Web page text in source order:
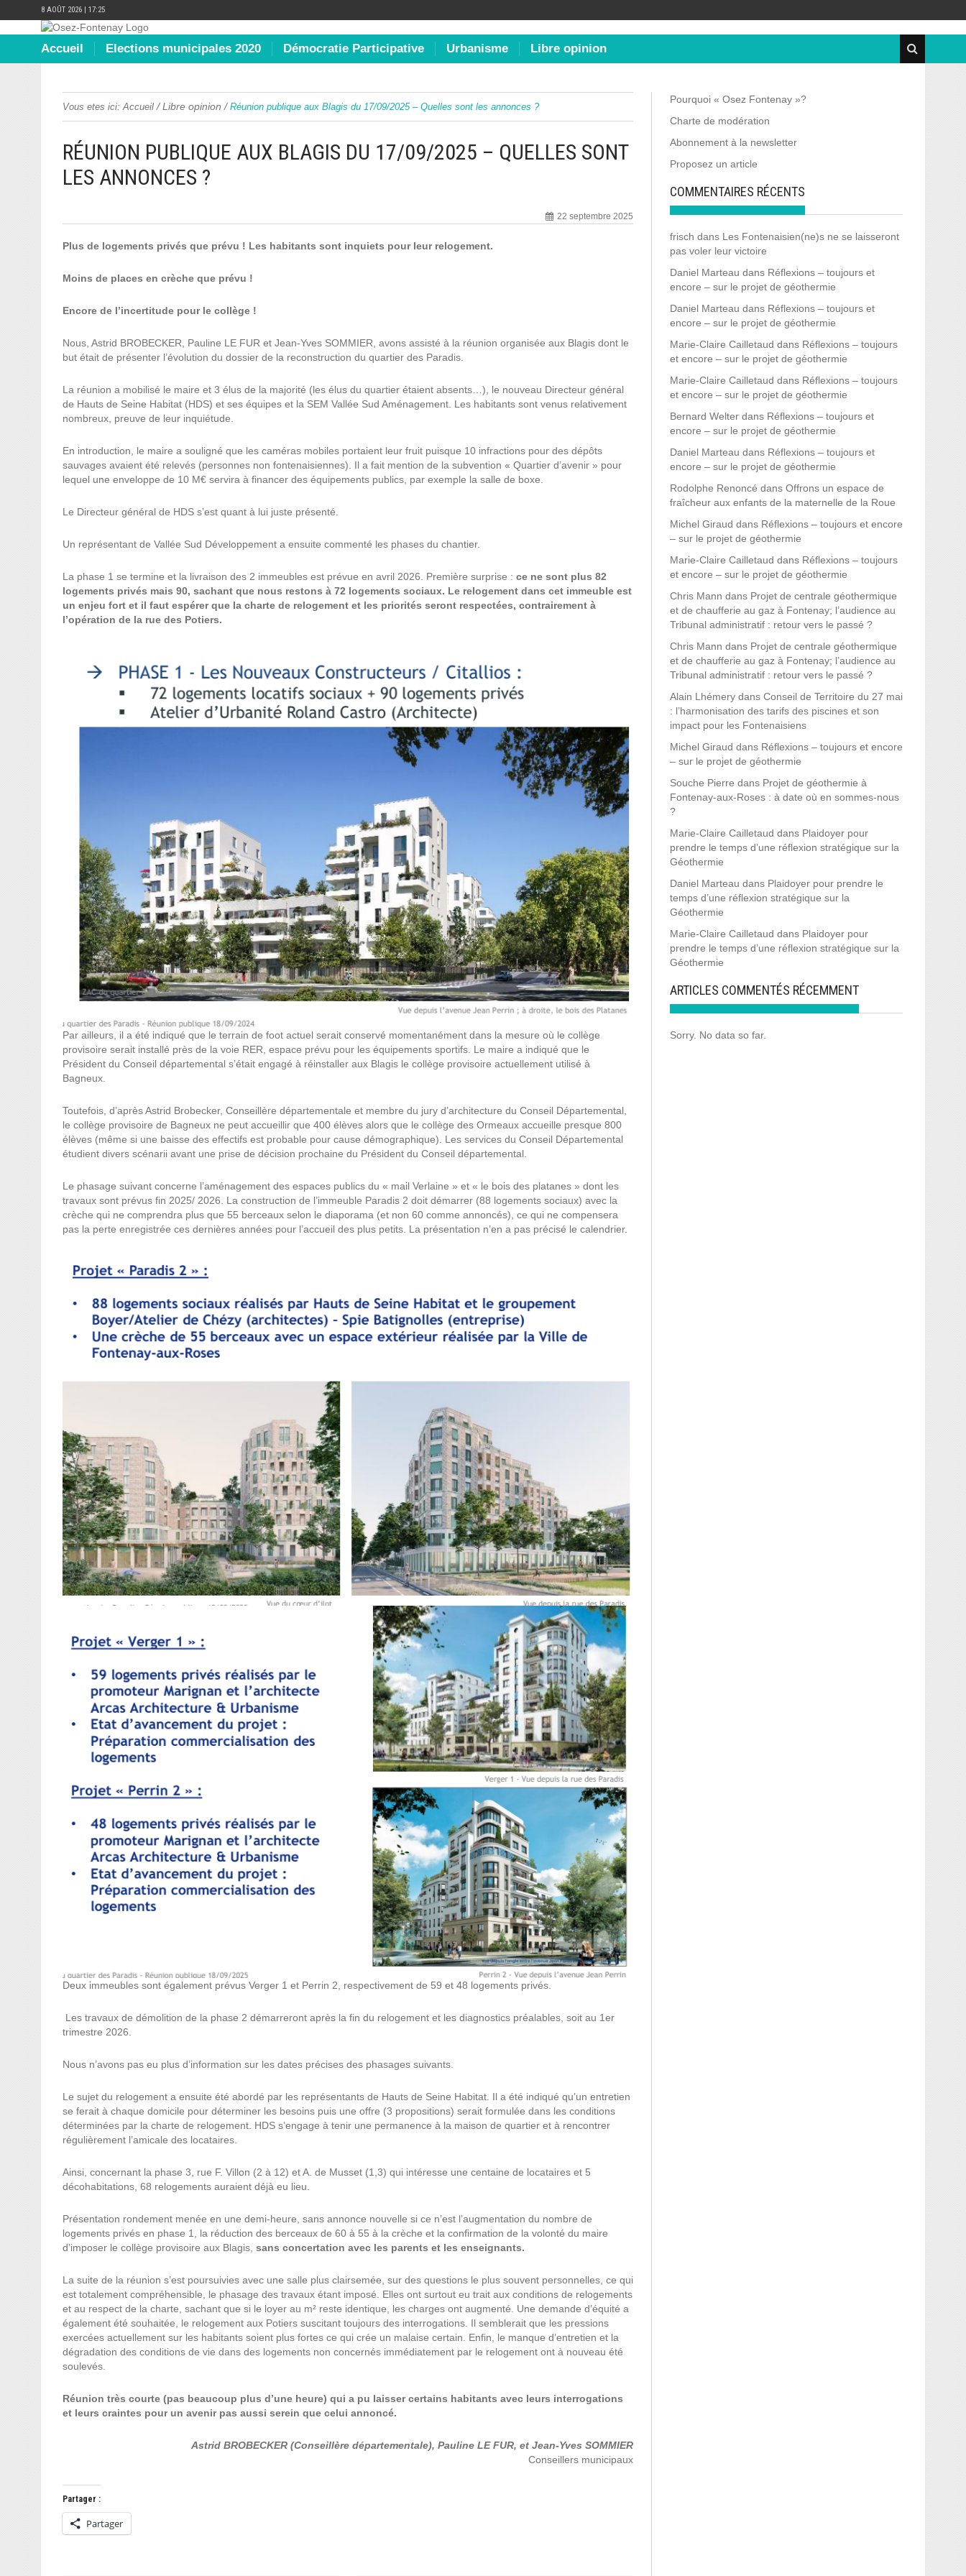
8 AOÛT 2026 | 17:25
Accueil Elections municipales 2020 Démocratie Participative Urbanisme Libre opinion
Vous etes ici: Accueil /Libre opinion / Réunion publique aux Blagis du 17/09/2025 – Quelles sont les annonces ?
RÉUNION PUBLIQUE AUX BLAGIS DU 17/09/2025 – QUELLES SONT
LES ANNONCES ?
22 septembre 2025
Plus de logements privés que prévu ! Les habitants sont inquiets pour leur relogement.
Moins de places en crèche que prévu !
Encore de l’incertitude pour le collège !
Nous, Astrid BROBECKER, Pauline LE FUR et Jean-Yves SOMMIER, avons assisté à la réunion organisée aux Blagis dont le
but était de présenter l’évolution du dossier de la reconstruction du quartier des Paradis.
La réunion a mobilisé le maire et 3 élus de la majorité (les élus du quartier étaient absents…), le nouveau Directeur général
de Hauts de Seine Habitat (HDS) et ses équipes et la SEM Vallée Sud Aménagement. Les habitants sont venus relativement
nombreux, preuve de leur inquiétude.
En introduction, le maire a souligné que les caméras mobiles portaient leur fruit puisque 10 infractions pour des dépôts
sauvages avaient été relevés (personnes non fontenaisiennes). Il a fait mention de la subvention « Quartier d’avenir » pour
lequel une enveloppe de 10 M€ servira à financer des équipements publics, par exemple la salle de boxe.
Le Directeur général de HDS s’est quant à lui juste présenté.
Un représentant de Vallée Sud Développement a ensuite commenté les phases du chantier.
La phase 1 se termine et la livraison des 2 immeubles est prévue en avril 2026. Première surprise : ce ne sont plus 82
logements privés mais 90, sachant que nous restons à 72 logements sociaux. Le relogement dans cet immeuble est
un enjeu fort et il faut espérer que la charte de relogement et les priorités seront respectées, contrairement à
l’opération de la rue des Potiers.
Par ailleurs, il a été indiqué que le terrain de foot actuel serait conservé momentanément dans la mesure où le collège
provisoire serait installé près de la voie RER, espace prévu pour les équipements sportifs. Le maire a indiqué que le
Président du Conseil départemental s’était engagé à réinstaller aux Blagis le collège provisoire actuellement utilisé à
Bagneux.
Toutefois, d’après Astrid Brobecker, Conseillère départementale et membre du jury d’architecture du Conseil Départemental,
le collège provisoire de Bagneux ne peut accueillir que 400 élèves alors que le collège des Ormeaux accueille presque 800
élèves (même si une baisse des effectifs est probable pour cause démographique). Les services du Conseil Départemental
étudient divers scénarii avant une prise de décision prochaine du Président du Conseil départemental.
Le phasage suivant concerne l’aménagement des espaces publics du « mail Verlaine » et « le bois des platanes » dont les
travaux sont prévus fin 2025/ 2026. La construction de l’immeuble Paradis 2 doit démarrer (88 logements sociaux) avec la
crèche qui ne comprendra plus que 55 berceaux selon le diaporama (et non 60 comme annoncés), ce qui ne compensera
pas la perte enregistrée ces dernières années pour l’accueil des plus petits. La présentation n’en a pas précisé le calendrier.
Deux immeubles sont également prévus Verger 1 et Perrin 2, respectivement de 59 et 48 logements privés.
Les travaux de démolition de la phase 2 démarreront après la fin du relogement et les diagnostics préalables, soit au 1er
trimestre 2026.
Nous n’avons pas eu plus d’information sur les dates précises des phasages suivants.
Le sujet du relogement a ensuite été abordé par les représentants de Hauts de Seine Habitat. Il a été indiqué qu’un entretien
se ferait à chaque domicile pour déterminer les besoins puis une offre (3 propositions) serait formulée dans les conditions
déterminées par la charte de relogement. HDS s’engage à tenir une permanence à la maison de quartier et à rencontrer
régulièrement l’amicale des locataires.
Ainsi, concernant la phase 3, rue F. Villon (2 à 12) et A. de Musset (1,3) qui intéresse une centaine de locataires et 5
décohabitations, 68 relogements auraient déjà eu lieu.
Présentation rondement menée en une demi-heure, sans annonce nouvelle si ce n’est l’augmentation du nombre de
logements privés en phase 1, la réduction des berceaux de 60 à 55 à la crèche et la confirmation de la volonté du maire
d’imposer le collège provisoire aux Blagis, sans concertation avec les parents et les enseignants.
La suite de la réunion s’est poursuivies avec une salle plus clairsemée, sur des questions le plus souvent personnelles, ce qui
est totalement compréhensible, le phasage des travaux étant imposé. Elles ont surtout eu trait aux conditions de relogements
et au respect de la charte, sachant que si le loyer au m² reste identique, les charges ont augmenté. Une demande d’équité a
également été souhaitée, le relogement aux Potiers suscitant toujours des interrogations. Il semblerait que les pressions
exercées actuellement sur les habitants soient plus fortes ce qui crée un malaise certain. Enfin, le manque d’entretien et la
dégradation des conditions de vie dans des logements non concernés immédiatement par le relogement ont à nouveau été
soulevés.
Réunion très courte (pas beaucoup plus d’une heure) qui a pu laisser certains habitants avec leurs interrogations
et leurs craintes pour un avenir pas aussi serein que celui annoncé.
Astrid BROBECKER (Conseillère départementale), Pauline LE FUR, et Jean-Yves SOMMIER
Conseillers municipaux
Partager :
Partager
Pourquoi « Osez Fontenay »?
Charte de modération
Abonnement à la newsletter
Proposez un article
COMMENTAIRES RÉCENTS
frisch dans Les Fontenaisien(ne)s ne se laisseront
pas voler leur victoire
Daniel Marteau dans Réflexions – toujours et
encore – sur le projet de géothermie
Daniel Marteau dans Réflexions – toujours et
encore – sur le projet de géothermie
Marie-Claire Cailletaud dans Réflexions – toujours
et encore – sur le projet de géothermie
Marie-Claire Cailletaud dans Réflexions – toujours
et encore – sur le projet de géothermie
Bernard Welter dans Réflexions – toujours et
encore – sur le projet de géothermie
Daniel Marteau dans Réflexions – toujours et
encore – sur le projet de géothermie
Rodolphe Renoncé dans Offrons un espace de
fraîcheur aux enfants de la maternelle de la Roue
Michel Giraud dans Réflexions – toujours et encore
– sur le projet de géothermie
Marie-Claire Cailletaud dans Réflexions – toujours
et encore – sur le projet de géothermie
Chris Mann dans Projet de centrale géothermique
et de chaufferie au gaz à Fontenay; l’audience au
Tribunal administratif : retour vers le passé ?
Chris Mann dans Projet de centrale géothermique
et de chaufferie au gaz à Fontenay; l’audience au
Tribunal administratif : retour vers le passé ?
Alain Lhémery dans Conseil de Territoire du 27 mai
: l’harmonisation des tarifs des piscines et son
impact pour les Fontenaisiens
Michel Giraud dans Réflexions – toujours et encore
– sur le projet de géothermie
Souche Pierre dans Projet de géothermie à
Fontenay-aux-Roses : à date où en sommes-nous
?
Marie-Claire Cailletaud dans Plaidoyer pour
prendre le temps d’une réflexion stratégique sur la
Géothermie
Daniel Marteau dans Plaidoyer pour prendre le
temps d’une réflexion stratégique sur la
Géothermie
Marie-Claire Cailletaud dans Plaidoyer pour
prendre le temps d’une réflexion stratégique sur la
Géothermie
ARTICLES COMMENTÉS RÉCEMMENT
Sorry. No data so far.